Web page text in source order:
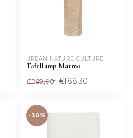
URBAN NATURE CULTURE
Tafellamp Marmo
€269,00 €188,30
-30%